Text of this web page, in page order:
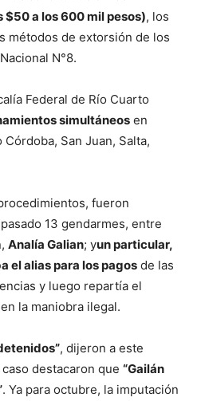
$50 a los 600 mil pesos), los
métodos de extorsión de los
N°8.
Federal de Río Cuarto
simultáneos en
San Juan, Salta,
fueron
13 gendarmes, entre
Analía Galian; yun particular,
el alias para los pagos de las
y luego repartía el
la maniobra ilegal.
, dijeron a este
destacaron que “Gailán
. Ya para octubre, la imputación